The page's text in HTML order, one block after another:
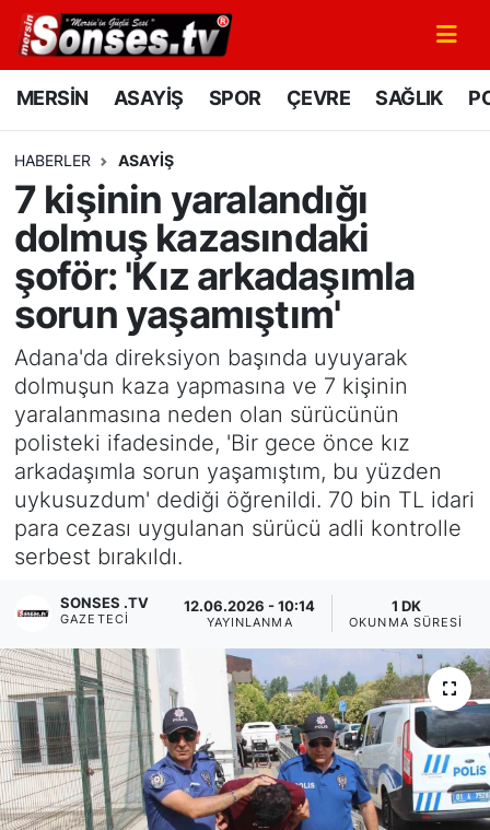
MERSİN ASAYİŞ SPOR ÇEVRE SAĞLIK
HABERLER ASAYİŞ
7 kişinin yaralandığı
dolmuş kazasındaki
şoför: 'Kız arkadaşımla
sorun yaşamıştım'
Adana'da direksiyon başında uyuyarak
dolmuşun kaza yapmasına ve 7 kişinin
yaralanmasına neden olan sürücünün
polisteki ifadesinde, 'Bir gece önce kız
arkadaşımla sorun yaşamıştım, bu yüzden
uykusuzdum' dediği öğrenildi. 70 bin TL idari
para cezası uygulanan sürücü adli kontrolle
serbest bırakıldı.
SONSES .TV
GAZETECI
12.06.2026 - 10:14
YAYINLANMA
1 DK
OKUNMA SÜRESI
MERSİN
SPOR
GÜNÜN MANŞETİ
DÜNYA
KÜLTÜR - SANAT
MAGAZİN
SAĞLIK
Siyaset
Tanıtım
Mersin Nöbetçi Eczaneler
Mersin Namaz Vakitleri
Mersin Trafik Yoğunluk Haritası
Süper Lig Puan Durumu ve Fikstür
Tüm Manşetler
Son Dakika Haberleri
Haber Arşivi